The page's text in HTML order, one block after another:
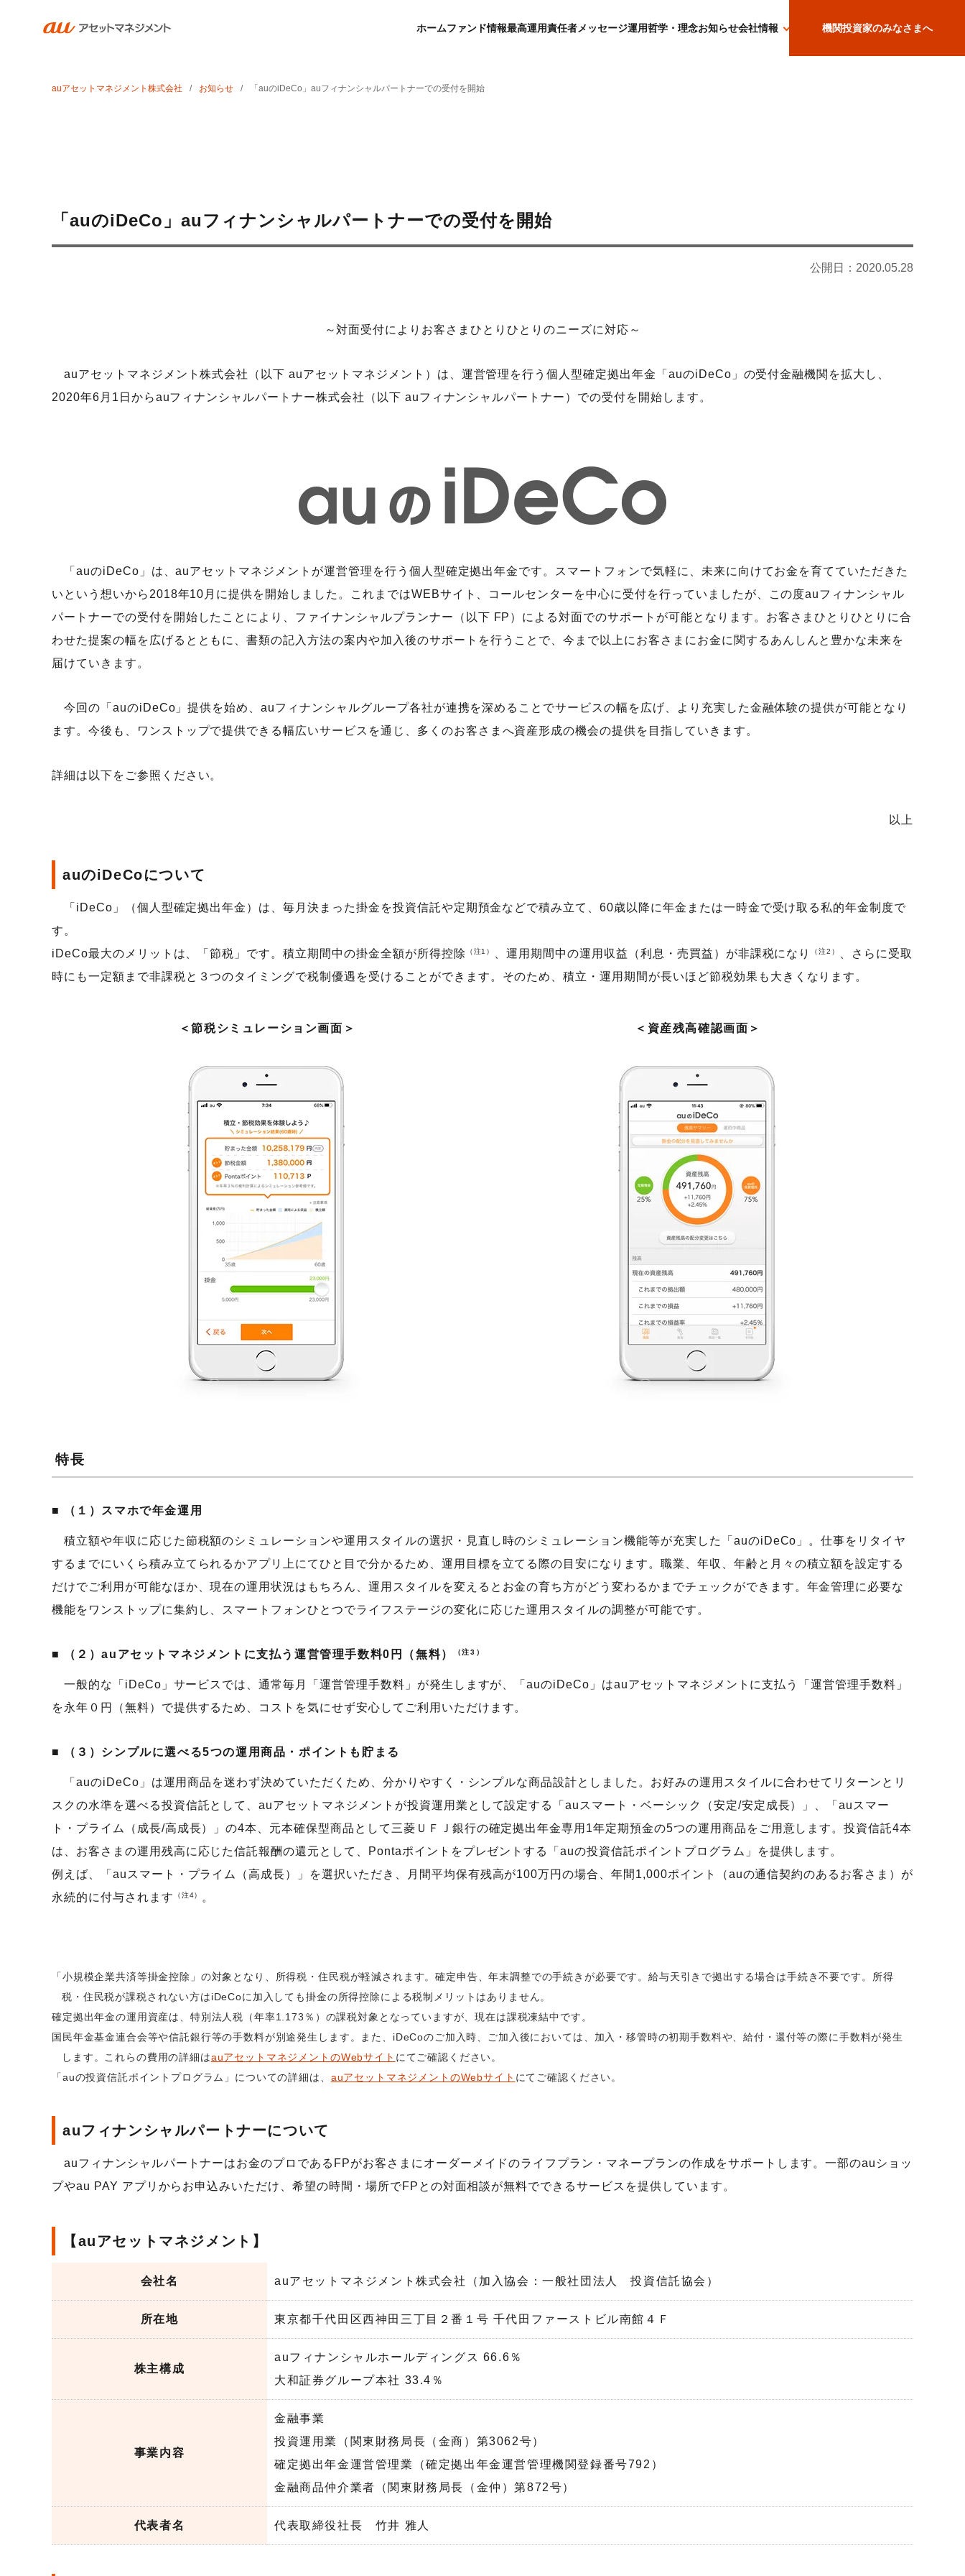
ホームファンド情報最高運用責任者メッセージ運用哲学・理念お知らせ会社情報 機関投資家のみなさまへ
auアセットマネジメント株式会社 お知らせ 「auのiDeCo」auフィナンシャルパートナーでの受付を開始
「auのiDeCo」auフィナンシャルパートナーでの受付を開始
公開日： 2020.05.28
～対面受付によりお客さまひとりひとりのニーズに対応～
auアセットマネジメント株式会社（以下 auアセットマネジメント）は、運営管理を行う個人型確定拠出年金「auのiDeCo」の受付金融機関を拡大し、
2020年6月1日からauフィナンシャルパートナー株式会社（以下 auフィナンシャルパートナー）での受付を開始します。
「auのiDeCo」は、auアセットマネジメントが運営管理を行う個人型確定拠出年金です。スマートフォンで気軽に、未来に向けてお金を育てていただきた
いという想いから2018年10月に提供を開始しました。これまではWEBサイト、コールセンターを中心に受付を行っていましたが、この度auフィナンシャル
パートナーでの受付を開始したことにより、ファイナンシャルプランナー（以下 FP）による対面でのサポートが可能となります。お客さまひとりひとりに合
わせた提案の幅を広げるとともに、書類の記入方法の案内や加入後のサポートを行うことで、今まで以上にお客さまにお金に関するあんしんと豊かな未来を
届けていきます。
今回の「auのiDeCo」提供を始め、auフィナンシャルグループ各社が連携を深めることでサービスの幅を広げ、より充実した金融体験の提供が可能となり
ます。今後も、ワンストップで提供できる幅広いサービスを通じ、多くのお客さまへ資産形成の機会の提供を目指していきます。
詳細は以下をご参照ください。
以上
auのiDeCoについて
「iDeCo」（個人型確定拠出年金）は、毎月決まった掛金を投資信託や定期預金などで積み立て、60歳以降に年金または一時金で受け取る私的年金制度で
す。
iDeCo最大のメリットは、「節税」です。積立期間中の掛金全額が所得控除
（注1） 、運用期間中の運用収益（利息・売買益）が非課税になり （注2）
、さらに受取
時にも一定額まで非課税と３つのタイミングで税制優遇を受けることができます。そのため、積立・運用期間が長いほど節税効果も大きくなります。
＜節税シミュレーション画面＞ ＜資産残高確認画面＞
特長
（１）スマホで年金運用
積立額や年収に応じた節税額のシミュレーションや運用スタイルの選択・見直し時のシミュレーション機能等が充実した「auのiDeCo」。仕事をリタイヤ
するまでにいくら積み立てられるかアプリ上にてひと目で分かるため、運用目標を立てる際の目安になります。職業、年収、年齢と月々の積立額を設定する
だけでご利用が可能なほか、現在の運用状況はもちろん、運用スタイルを変えるとお金の育ち方がどう変わるかまでチェックができます。年金管理に必要な
機能をワンストップに集約し、スマートフォンひとつでライフステージの変化に応じた運用スタイルの調整が可能です。
（２）auアセットマネジメントに支払う運営管理手数料0円（無料） （注3）
一般的な「iDeCo」サービスでは、通常毎月「運営管理手数料」が発生しますが、「auのiDeCo」はauアセットマネジメントに支払う「運営管理手数料」
を永年０円（無料）で提供するため、コストを気にせず安心してご利用いただけます。
（３）シンプルに選べる5つの運用商品・ポイントも貯まる
「auのiDeCo」は運用商品を迷わず決めていただくため、分かりやすく・シンプルな商品設計としました。お好みの運用スタイルに合わせてリターンとリ
スクの水準を選べる投資信託として、auアセットマネジメントが投資運用業として設定する「auスマート・ベーシック（安定/安定成長）」、「auスマー
ト・プライム（成長/高成長）」の4本、元本確保型商品として三菱ＵＦＪ銀行の確定拠出年金専用1年定期預金の5つの運用商品をご用意します。投資信託4本
は、お客さまの運用残高に応じた信託報酬の還元として、Pontaポイントをプレゼントする「auの投資信託ポイントプログラム」を提供します。
例えば、「auスマート・プライム（高成長）」を選択いただき、月間平均保有残高が100万円の場合、年間1,000ポイント（auの通信契約のあるお客さま）が
永続的に付与されます
（注4） 。
「小規模企業共済等掛金控除」の対象となり、所得税・住民税が軽減されます。確定申告、年末調整での手続きが必要です。給与天引きで拠出する場合は手続き不要です。所得
税・住民税が課税されない方はiDeCoに加入しても掛金の所得控除による税制メリットはありません。
確定拠出年金の運用資産は、特別法人税（年率1.173％）の課税対象となっていますが、現在は課税凍結中です。
国民年金基金連合会等や信託銀行等の手数料が別途発生します。また、iDeCoのご加入時、ご加入後においては、加入・移管時の初期手数料や、給付・還付等の際に手数料が発生
します。これらの費用の詳細はauアセットマネジメントのWebサイト にてご確認ください。
「auの投資信託ポイントプログラム」についての詳細は、 auアセットマネジメントのWebサイト にてご確認ください。
auフィナンシャルパートナーについて
auフィナンシャルパートナーはお金のプロであるFPがお客さまにオーダーメイドのライフプラン・マネープランの作成をサポートします。一部のauショッ
プやau PAY アプリからお申込みいただけ、希望の時間・場所でFPとの対面相談が無料でできるサービスを提供しています。
【auアセットマネジメント】
会社名 auアセットマネジメント株式会社（加入協会：一般社団法人 投資信託協会）
所在地 東京都千代田区西神田三丁目２番１号 千代田ファーストビル南館４Ｆ
株主構成
auフィナンシャルホールディングス 66.6％
大和証券グループ本社 33.4％
事業内容
金融事業
投資運用業（関東財務局長（金商）第3062号）
確定拠出年金運営管理業（確定拠出年金運営管理機関登録番号792）
金融商品仲介業者（関東財務局長（金仲）第872号）
代表者名 代表取締役社長 竹井 雅人